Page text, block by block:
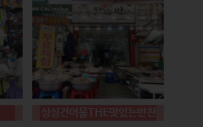
싱싱건어물THE맛있는반찬